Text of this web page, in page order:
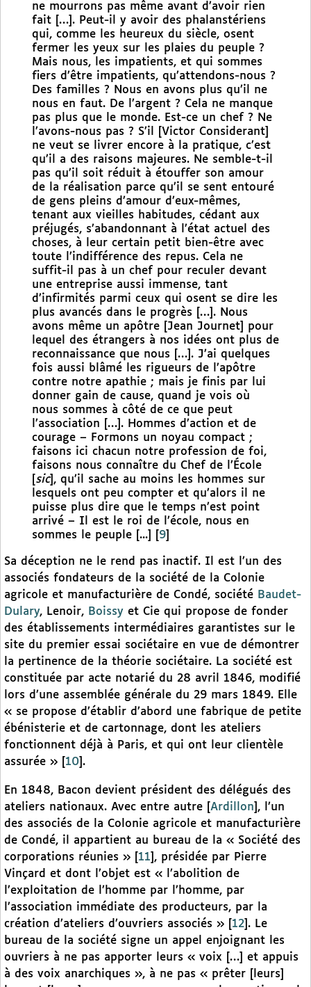
ne mourrons pas même avant d’avoir rien
fait […]. Peut-il y avoir des phalanstériens
qui, comme les heureux du siècle, osent
fermer les yeux sur les plaies du peuple ?
Mais nous, les impatients, et qui sommes
fiers d’être impatients, qu’attendons-nous ?
Des familles ? Nous en avons plus qu’il ne
nous en faut. De l’argent ? Cela ne manque
pas plus que le monde. Est-ce un chef ? Ne
l’avons-nous pas ? S’il [Victor Considerant]
ne veut se livrer encore à la pratique, c’est
qu’il a des raisons majeures. Ne semble-t-il
pas qu’il soit réduit à étouffer son amour
de la réalisation parce qu’il se sent entouré
de gens pleins d’amour d’eux-mêmes,
tenant aux vieilles habitudes, cédant aux
préjugés, s’abandonnant à l’état actuel des
choses, à leur certain petit bien-être avec
toute l’indifférence des repus. Cela ne
suffit-il pas à un chef pour reculer devant
une entreprise aussi immense, tant
d’infirmités parmi ceux qui osent se dire les
plus avancés dans le progrès […]. Nous
avons même un apôtre [Jean Journet] pour
lequel des étrangers à nos idées ont plus de
reconnaissance que nous […]. J’ai quelques
fois aussi blâmé les rigueurs de l’apôtre
contre notre apathie ; mais je finis par lui
donner gain de cause, quand je vois où
nous sommes à côté de ce que peut
l’association […]. Hommes d’action et de
courage – Formons un noyau compact ;
faisons ici chacun notre profession de foi,
faisons nous connaître du Chef de l’École
sic], qu’il sache au moins les hommes sur
lesquels ont peu compter et qu’alors il ne
puisse plus dire que le temps n’est point
arrivé – Il est le roi de l’école, nous en
sommes le peuple [...]
9
Sa déception ne le rend pas inactif. Il est l’un des
associés fondateurs de la société de la Colonie
agricole et manufacturière de Condé, société Baudet-
Dulary, Lenoir, Boissy et Cie qui propose de fonder
des établissements intermédiaires garantistes sur le
site du premier essai sociétaire en vue de démontrer
la pertinence de la théorie sociétaire. La société est
constituée par acte notarié du 28 avril 1846, modifié
lors d’une assemblée générale du 29 mars 1849. Elle
« se propose d’établir d’abord une fabrique de petite
ébénisterie et de cartonnage, dont les ateliers
fonctionnent déjà à Paris, et qui ont leur clientèle
assurée »
10 .
En 1848, Bacon devient président des délégués des
ateliers nationaux. Avec entre autre [ Ardillon ], l’un
des associés de la Colonie agricole et manufacturière
de Condé, il appartient au bureau de la « Société des
corporations réunies »
11 , présidée par Pierre
Vinçard et dont l’objet est « l’abolition de
l’exploitation de l’homme par l’homme, par
l’association immédiate des producteurs, par la
création d’ateliers d’ouvriers associés »
12 . Le
bureau de la société signe un appel enjoignant les
ouvriers à ne pas apporter leurs « voix […] et appuis
à des voix anarchiques », à ne pas « prêter [leurs]